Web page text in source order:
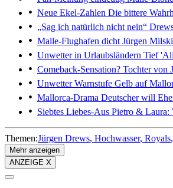
Neue Ekel-Zahlen Die bittere
„Sag ich natürlich nicht nein“
Malle-Flughafen dicht Jürgen
Unwetter in Urlaubsländern Tief
Comeback-Sensation? Tochter von
UnwetterWarnstufe Gelb auf
Mallorca-Drama Deutscher will
Siebtes Liebes-Aus Pietro & Laura:
Themen:Jürgen Drews Hochwasser Royals
Mehr anzeigen
ANZEIGE X